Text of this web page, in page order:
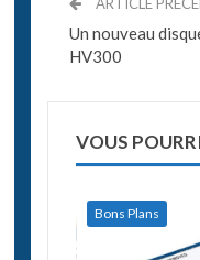
Un nouveau
HV300
VOUS
Bons Plans